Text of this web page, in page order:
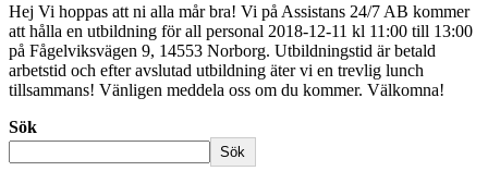
Hej Vi hoppas att ni alla mår bra! Vi på Assistans 24/7 AB kommer
att hålla en utbildning för all personal 2018-12-11 kl 11:00 till 13:00
på Fågelviksvägen 9, 14553 Norborg. Utbildningstid är betald
arbetstid och efter avslutad utbildning äter vi en trevlig lunch
tillsammans! Vänligen meddela oss om du kommer. Välkomna!
Sök
Sök